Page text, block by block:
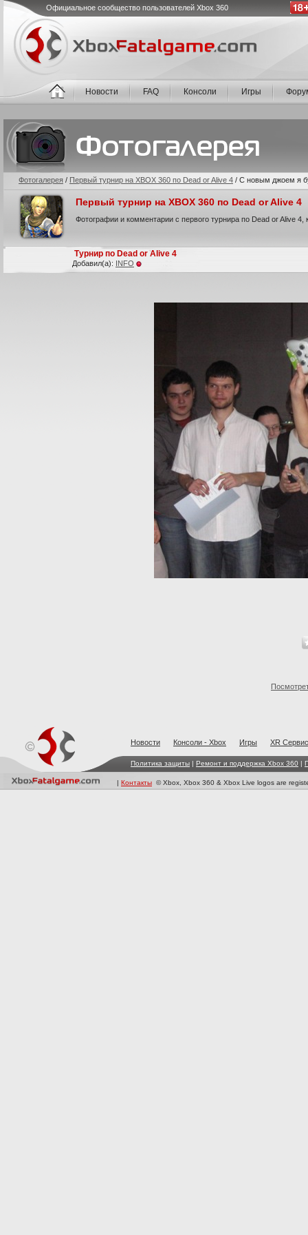
Официальное сообщество пользователей Xbox 360
Новости FAQ Консоли Игры
Фотогалерея / Первый турнир на XBOX 360 по Dead or Alive 4 / С новым джоем я
Первый турнир на XBOX 360 по Dead or Alive 4
Фотографии и комментарии с первого турнира по Dead or Alive
Турнир по Dead or Alive 4
Добавил(а): INFO
Новости Консоли - Xbox Игры XR
Политика защиты | Ремонт и поддержка Xbox 360 |
| Контакты © Xbox, Xbox 360 & Xbox Live logos are